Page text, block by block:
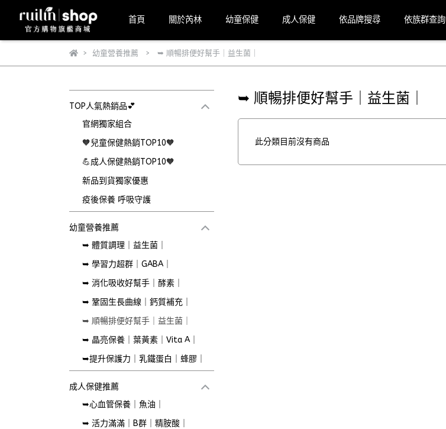
首頁 關於芮林 幼童保健 成人保健 依品牌搜尋 依族群查詢
幼童營養推薦 ➥ 順暢排便好幫手｜益生菌｜
TOP人氣熱銷品💕
官網獨家組合
🧡兒童保健熱銷TOP10🧡
💪成人保健熱銷TOP10🧡
新品到貨獨家優惠
疫後保養 呼吸守護
幼童營養推薦
➥ 體質調理｜益生菌｜
➥ 學習力超群｜GABA｜
➥ 消化吸收好幫手｜酵素｜
➥ 鞏固生長曲線｜鈣質補充｜
➥ 順暢排便好幫手｜益生菌｜
➥ 晶亮保養｜葉黃素｜Vita A｜
➥提升保護力｜乳鐵蛋白｜蜂膠｜
成人保健推薦
➥心血管保養｜魚油｜
➥ 活力滿滿｜B群｜精胺酸｜
➥ 順暢排便好幫手｜益生菌｜
此分類目前沒有商品